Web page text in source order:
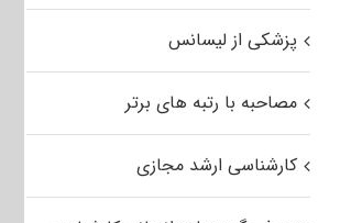
پزشکی از لیسانس
مصاحبه با رتبه های برتر
کارشناسی ارشد مجازی